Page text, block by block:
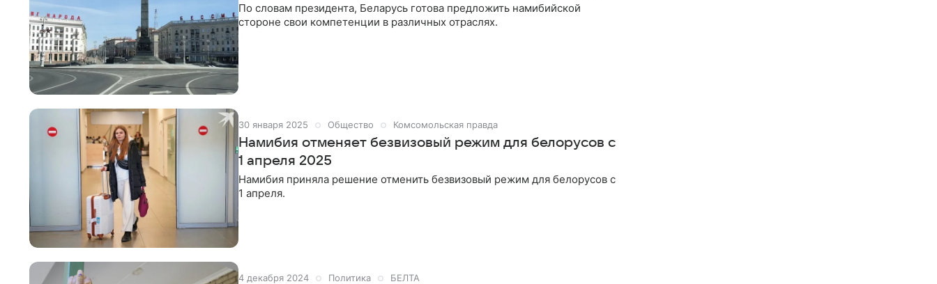
По словам президента, Беларусь готова предложить намибийской
стороне свои компетенции в различных отраслях.
30 января 2025 Общество Комсомольская правда
Намибия отменяет безвизовый режим для белорусов с
1 апреля 2025
Намибия приняла решение отменить безвизовый режим для белорусов с
1 апреля.
4 декабря 2024 Политика БЕЛТА